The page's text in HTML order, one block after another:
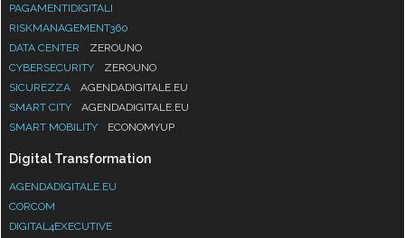
PAGAMENTIDIGITALI
RISKMANAGEMENT360
DATA CENTER
ZEROUNO
CYBERSECURITY
ZEROUNO
SICUREZZA
AGENDADIGITALE.EU
SMART CITY
AGENDADIGITALE.EU
SMART MOBILITY
ECONOMYUP
Digital Transformation
AGENDADIGITALE.EU
CORCOM
DIGITAL4EXECUTIVE